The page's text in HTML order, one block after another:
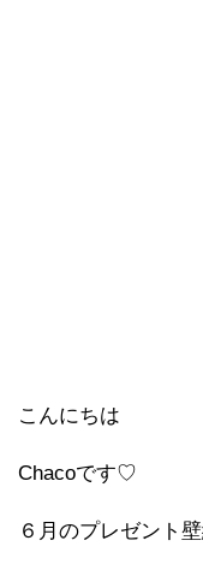
こんにちは
Chacoです♡
６月のプレゼント